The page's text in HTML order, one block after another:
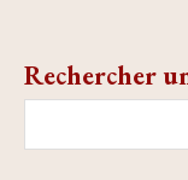
Rechercher